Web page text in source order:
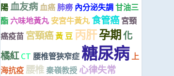
陽血友病血癌肺癆 內分泌失調甘油三
酯 六味地黃丸 安宮牛黃丸食管癌 宮頸
癌疫苗 宮頸癌黃 豆 丙肝孕期 化
橘紅 CT 腰椎管狹窄症 糖尿病上
海抗疫 腰椎秦嶺教授 心律失常